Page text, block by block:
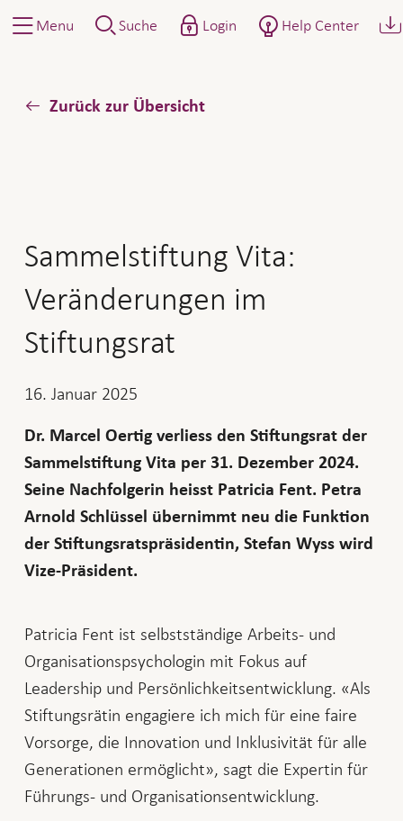
Menu Suche Login Help Center
Zurück zur Übersicht
Sammelstiftung Vita:
Veränderungen im
Stiftungsrat
16. Januar 2025
Dr. Marcel Oertig verliess den Stiftungsrat der
Sammelstiftung Vita per 31. Dezember 2024.
Seine Nachfolgerin heisst Patricia Fent. Petra
Arnold Schlüssel übernimmt neu die Funktion
der Stiftungsratspräsidentin, Stefan Wyss wird
Vize-Präsident.
Patricia Fent ist selbstständige Arbeits- und
Organisationspsychologin mit Fokus auf
Leadership und Persönlichkeitsentwicklung. «Als
Stiftungsrätin engagiere ich mich für eine faire
Vorsorge, die Innovation und Inklusivität für alle
Generationen ermöglicht», sagt die Expertin für
Führungs- und Organisationsentwicklung.